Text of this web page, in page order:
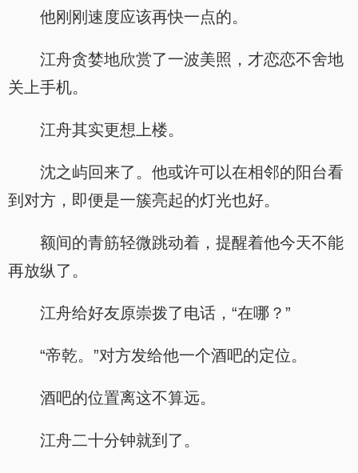
他刚刚速度应该再快一点的。
江舟贪婪地欣赏了一波美照，才恋恋不舍地
关上手机。
江舟其实更想上楼。
沈之屿回来了。他或许可以在相邻的阳台看
到对方，即便是一簇亮起的灯光也好。
额间的青筋轻微跳动着，提醒着他今天不能
再放纵了。
江舟给好友原崇拨了电话，“在哪？”
“帝乾。”对方发给他一个酒吧的定位。
酒吧的位置离这不算远。
江舟二十分钟就到了。